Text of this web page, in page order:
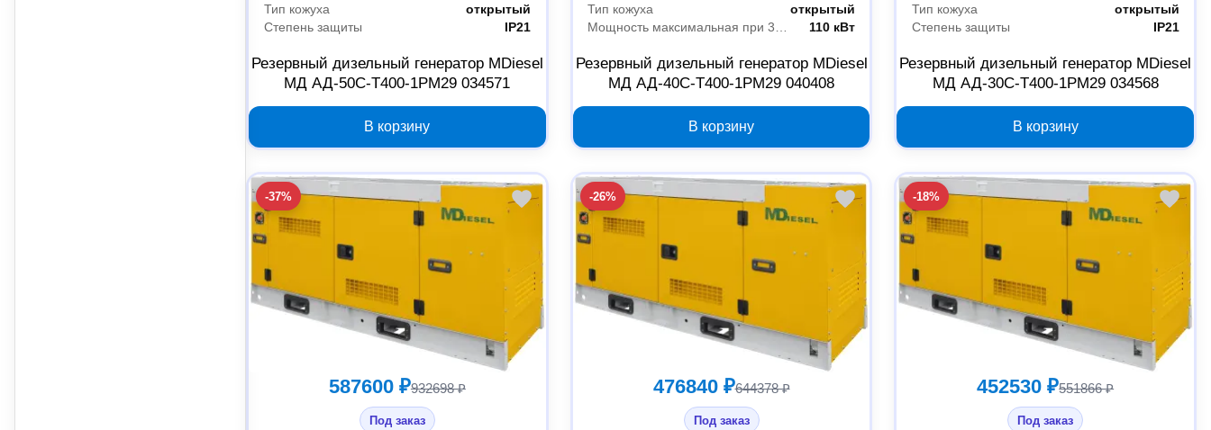
Тип кожуха
открытый
Степень защиты
IP21
Резервный дизельный генератор MDiesel
МД АД-50С-Т400-1РМ29 034571
В корзину
Тип кожуха
открытый
Мощность максимальная при 380 В
110 кВт
Резервный дизельный генератор MDiesel
МД АД-40С-Т400-1РМ29 040408
В корзину
Тип кожуха
открытый
Степень защиты
IP21
Резервный дизельный генератор MDiesel
МД АД-30С-Т400-1РМ29 034568
В корзину
-37%
587600 ₽932698 ₽
Под заказ
-26%
476840 ₽644378 ₽
Под заказ
-18%
452530 ₽551866 ₽
Под заказ